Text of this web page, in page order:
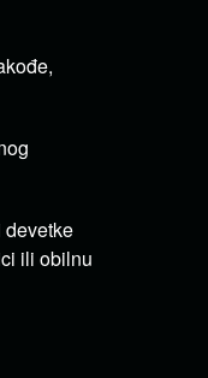
devetke
ili obilnu